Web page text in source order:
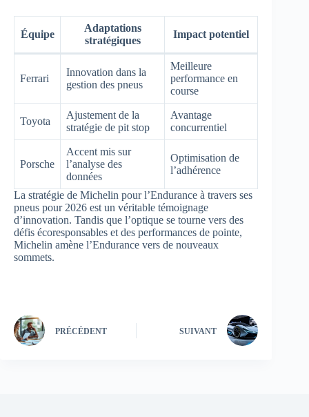
Équipe
Adaptations
stratégiques
Impact potentiel
Ferrari
Innovation dans la
gestion des pneus
Meilleure
performance en
course
Toyota
Ajustement de la
stratégie de pit stop
Avantage
concurrentiel
Porsche
Accent mis sur
l’analyse des
données
Optimisation de
l’adhérence
La stratégie de Michelin pour l’Endurance à travers ses
pneus pour 2026 est un véritable témoignage
d’innovation. Tandis que l’optique se tourne vers des
défis écoresponsables et des performances de pointe,
Michelin amène l’Endurance vers de nouveaux
sommets.
PRÉCÉDENT SUIVANT